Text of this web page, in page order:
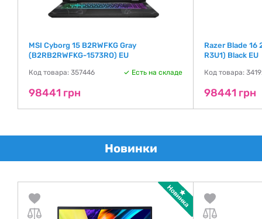
MSI Cyborg 15 B2RWFKG Gray
(B2RB2RWFKG-1573RO) EU
Код товара: 357446 Есть на складе
98441 грн
Razer Blade
R3U1) Black EU
Код товара:
98441 грн
Новинки